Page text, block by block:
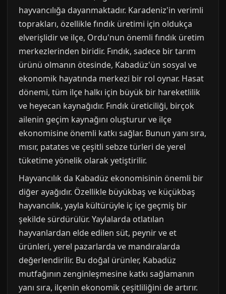
hayvancılığa dayanmaktadır. Karadeniz'in verimli
toprakları, özellikle fındık üretimi için oldukça
elverişlidir ve ilçe, Ordu'nun önemli fındık üretim
merkezlerinden biridir. Fındık, sadece bir tarım
ürünü olmanın ötesinde, Kabadüz'ün sosyal ve
ekonomik hayatında merkezi bir rol oynar. Hasat
dönemi, tüm ilçe halkı için büyük bir hareketlilik
ve heyecan kaynağıdır. Fındık üreticiliği, birçok
ailenin geçim kaynağını oluşturur ve ilçe
ekonomisine önemli katkı sağlar. Bunun yanı sıra,
mısır, patates ve çeşitli sebze türleri de yerel
tüketime yönelik olarak yetiştirilir.
Hayvancılık da Kabadüz ekonomisinin önemli bir
diğer ayağıdır. Özellikle büyükbaş ve küçükbaş
hayvancılık, yayla kültürüyle iç içe geçmiş bir
şekilde sürdürülür. Yaylalarda otlatılan
hayvanlardan elde edilen süt, peynir ve et
ürünleri, yerel pazarlarda ve mandıralarda
değerlendirilir. Bu doğal ürünler, Kabadüz
mutfağının zenginleşmesine katkı sağlamanın
yanı sıra, ilçenin ekonomik çeşitliliğini de artırır.